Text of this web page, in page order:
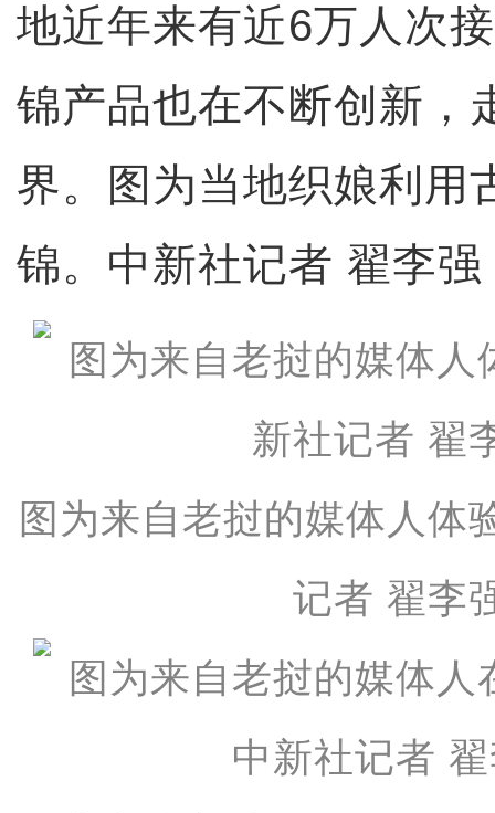
地近年来有近6万人次
锦产品也在不断创新，
界。图为当地织娘利用
锦。中新社记者 翟李强
图为来自老挝的媒体人体
记者 翟李